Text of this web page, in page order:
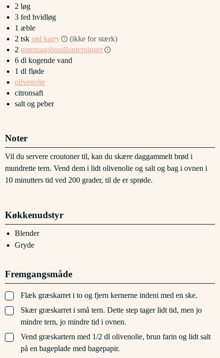
2 løg
3 fed hvidløg
1 æble
2 tsk rød karry
(ikke for stærk)
2 grøntsagsbouillonterninger
6 dl kogende vand
1 dl fløde
olivenolie
citronsaft
salt og peber
Noter
Vil du servere croutoner til, kan du skære daggammelt brød i
mundrette tern. Vend dem i lidt olivenolie og salt og bag i ovnen i
10 minutters tid ved 200 grader, til de er sprøde.
Køkkenudstyr
Blender
Gryde
Fremgangsmåde
▢
Flæk græskarret i to og fjern kernerne indeni med en ske.
▢
Skær græskarret i små tern. Dette step tager lidt tid, men jo
mindre tern, jo mindre tid i ovnen.
▢
Vend græskartern med 1/2 dl olivenolie, brun farin og lidt salt
på en bageplade med bagepapir.